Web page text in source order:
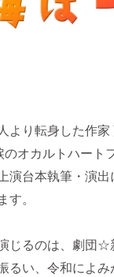
より転身した作
オカルトハー
演台本執筆・演
。
じるのは、劇団☆
い、令和によ